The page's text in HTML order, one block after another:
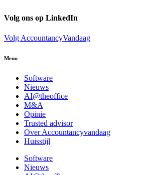
Volg ons op LinkedIn
Volg AccountancyVandaag
Menu
Software
Nieuws
AI@theoffice
M&A
Opinie
Trusted advisor
Over Accountancyvandaag
Huisstijl
Software
Nieuws